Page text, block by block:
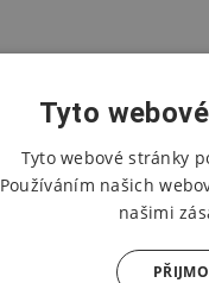
Tyto
Tyto webové stránky
Používáním našich
našimi